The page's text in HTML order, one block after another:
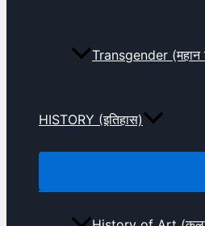
Transgender (महान
HISTORY (इतिहास)